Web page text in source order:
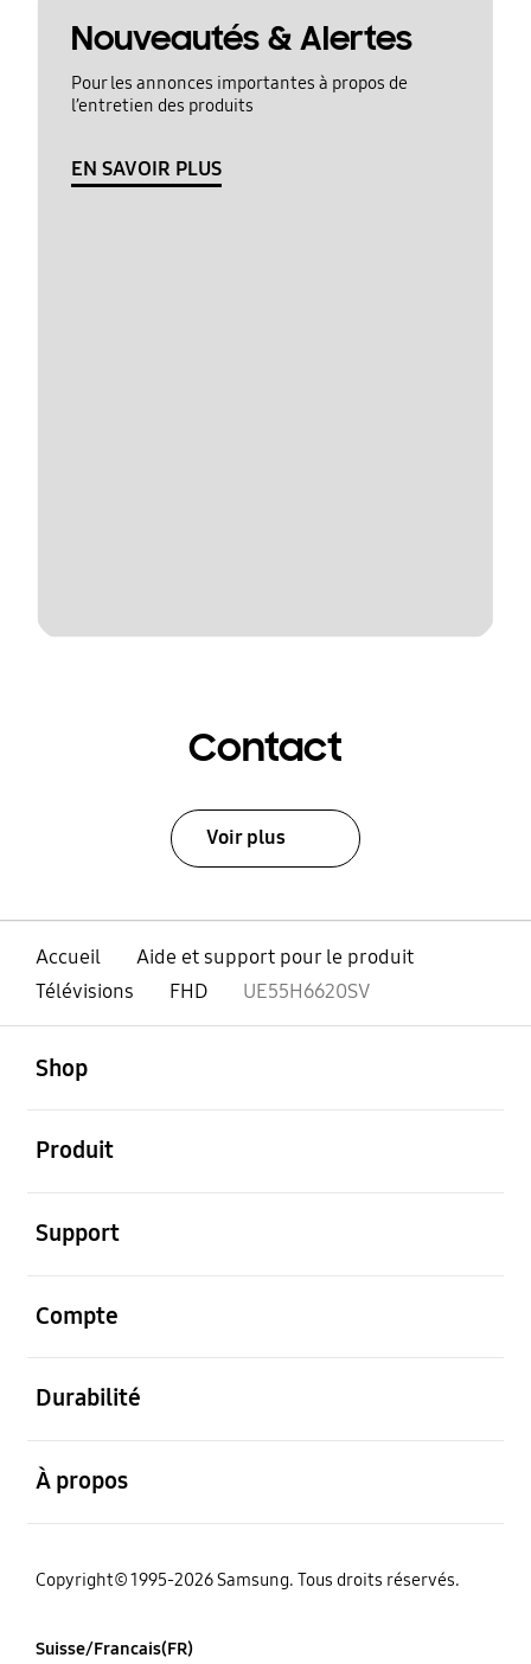
Nouveautés & Alertes
Pour les annonces importantes à propos de
l’entretien des produits
EN SAVOIR PLUS
Contact
Voir plus
Accueil
Aide et support pour le produit
Télévisions
FHD UE55H6620SV
Shop
Produit
Support
Compte
Durabilité
À propos
Copyright© 1995-2026 Samsung. Tous droits réservés.
Suisse/Francais(FR)